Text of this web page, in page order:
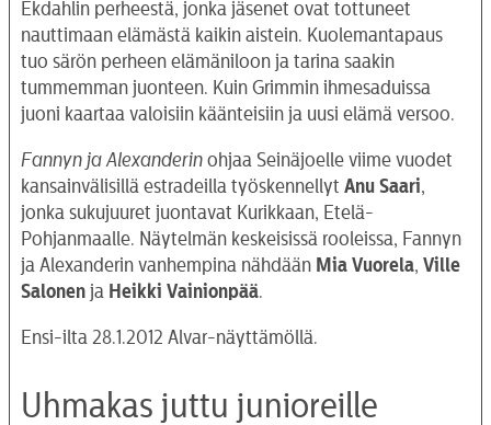
Ekdahlin perheestä, jonka jäsenet ovat tottuneet
nauttimaan elämästä kaikin aistein. Kuolemantapaus
tuo särön perheen elämäniloon ja tarina saakin
tummemman juonteen. Kuin Grimmin ihmesaduissa
juoni kaartaa valoisiin käänteisiin ja uusi elämä versoo.
Fannyn ja Alexanderin ohjaa Seinäjoelle viime vuodet
kansainvälisillä estradeilla työskennellyt Anu Saari,
jonka sukujuuret juontavat Kurikkaan, Etelä-
Pohjanmaalle. Näytelmän keskeisissä rooleissa, Fannyn
ja Alexanderin vanhempina nähdään Mia Vuorela, Ville
Salonen ja Heikki Vainionpää.
Ensi-ilta 28.1.2012 Alvar-näyttämöllä.
Uhmakas juttu junioreille